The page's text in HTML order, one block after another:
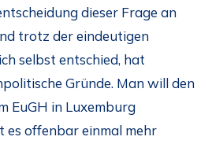
dieser Frage an
trotz der eindeutigen
selbst entschied, hat
Gründe. Man will den
EuGH in Luxemburg
es offenbar einmal mehr